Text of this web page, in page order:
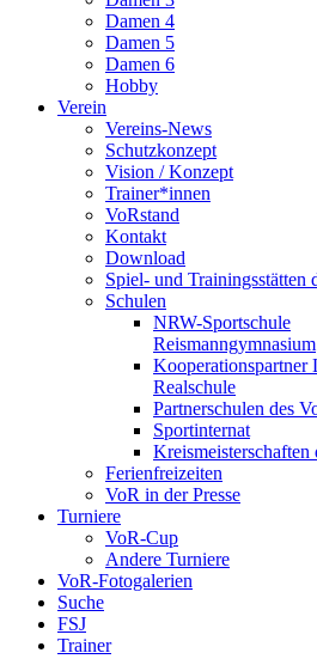
Damen 4
Damen 5
Damen 6
Hobby
Verein
Vereins-News
Schutzkonzept
Vision / Konzept
Trainer*innen
VoRstand
Kontakt
Download
Spiel- und Trainingsstätten
Schulen
NRW-Sportschule
Reismanngymnasium
Kooperationspartner
Realschule
Partnerschulen des
Sportinternat
Kreismeisterschaften
Ferienfreizeiten
VoR in der Presse
Turniere
VoR-Cup
Andere Turniere
VoR-Fotogalerien
Suche
FSJ
Trainer